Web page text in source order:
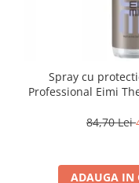
Spray cu
Professional Eimi
84,70 Lei
ADAUGA IN